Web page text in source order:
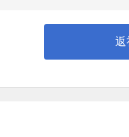
事業
文化財保護事業、文化
返